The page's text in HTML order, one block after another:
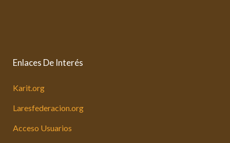
Enlaces De Interés
Karit.org
Laresfederacion.org
Acceso Usuarios